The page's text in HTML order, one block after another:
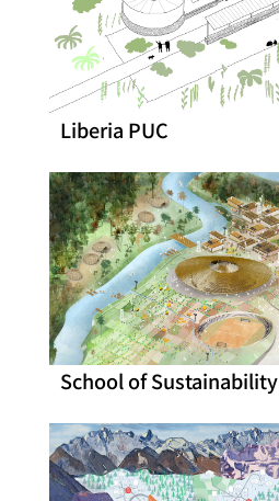
Liberia PUC
School of Sustainability